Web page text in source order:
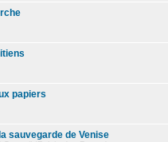
papiers
sauvegarde de Venise